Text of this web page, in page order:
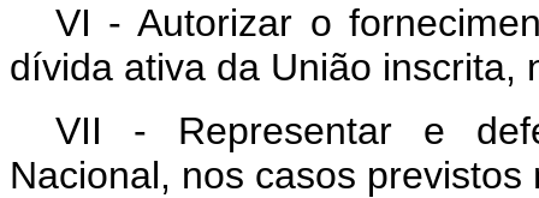
VI - Autorizar o
dívida ativa da União inscrita,
VII - Representar e
Nacional, nos casos